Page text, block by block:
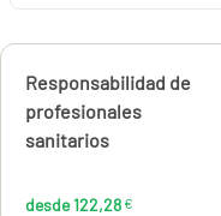
Calcúlalo ahora
Responsabilidad de
profesionales
sanitarios
desde 122,28 €